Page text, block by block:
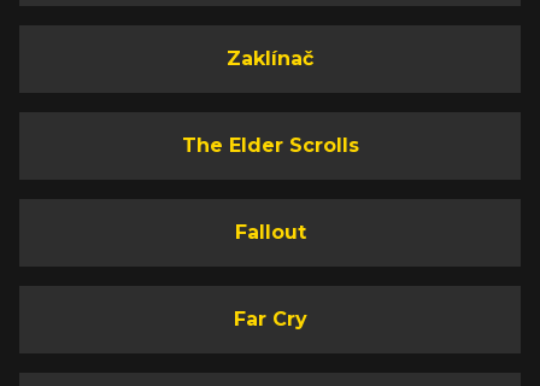
Zaklínač
The Elder Scrolls
Fallout
Far Cry